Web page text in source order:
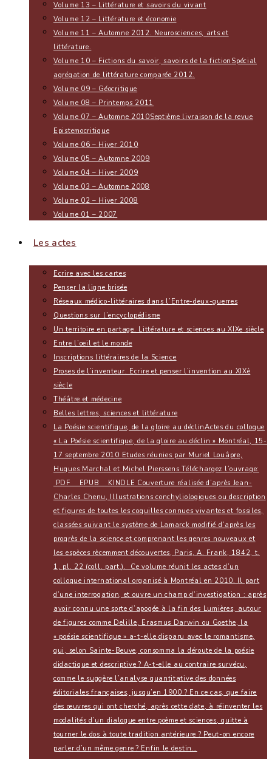
Volume 13 – Littérature et savoirs du vivant
Volume 12 – Littérature et économie
Volume 11 – Automne 2012. Neurosciences, arts et
littérature.
Volume 10 – Fictions du savoir, savoirs de la fiction Spécial
agrégation de littérature comparée 2012.
Volume 09 – Géocritique
Volume 08 – Printemps 2011
Volume 07 – Automne 2010Septième livraison de la revue
Epistemocritique
Volume 06 – Hiver 2010
Volume 05 – Automne 2009
Volume 04 – Hiver 2009
Volume 03 – Automne 2008
Volume 02 – Hiver 2008
Volume 01 – 2007
Les actes
Ecrire avec les cartes
Penser la ligne brisée
Réseaux médico-littéraires dans l’Entre-deux-guerres
Questions sur l’encyclopédisme
Un territoire en partage. Littérature et sciences au XIXe siècle
Entre l’oeil et le monde
Inscriptions littéraires de la Science
Proses de l’inventeur. Ecrire et penser l’invention au XIXè
siècle
Théâtre et médecine
Belles lettres, sciences et littérature
La Poésie scientifique, de la gloire au déclinActes du colloque
« La Poésie scientifique, de la gloire au déclin » Montréal, 15-
17 septembre 2010 Etudes réunies par Muriel Louâpre,
Hugues Marchal et Michel Pierssens Téléchargez l’ouvrage:
PDF EPUB KINDLE Couverture réalisée d’après Jean-
Charles Chenu, Illustrations conchyliologiques ou description
et figures de toutes les coquilles connues vivantes et fossiles,
classées suivant le système de Lamarck modifié d’après les
progrès de la science et comprenant les genres nouveaux et
les espèces rècemment découvertes, Paris, A. Frank, 1842, t.
1, pl. 22 (coll. part.). Ce volume réunit les actes d’un
colloque international organisé à Montréal en 2010. Il part
d’une interrogation, et ouvre un champ d’investigation : après
avoir connu une sorte d’apogée à la fin des Lumières, autour
de figures comme Delille, Erasmus Darwin ou Goethe, la
« poésie scientifique » a-t-elle disparu avec le romantisme,
qui, selon Sainte-Beuve, consomma la déroute de la poésie
didactique et descriptive ? A-t-elle au contraire survécu,
comme le suggère l’analyse quantitative des données
éditoriales françaises, jusqu’en 1900 ? En ce cas, que faire
des œuvres qui ont cherché, après cette date, à réinventer les
modalités d’un dialogue entre poème et sciences, quitte à
tourner le dos à toute tradition antérieure ? Peut-on encore
parler d’un même genre ? Enfin le destin…